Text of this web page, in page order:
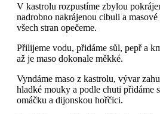
V kastrolu rozpustíme zbylou
nadrobno nakrájenou cibuli a
všech stran opečeme.
Přilijeme vodu, přidáme sůl, pepř a
až je maso dokonale měkké.
Vyndáme maso z kastrolu, vývar
hladké mouky a podle chuti přidáme
omáčku a dijonskou hořčici.